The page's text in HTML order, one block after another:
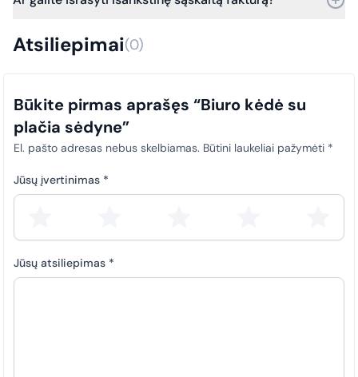
Nuo 2025 m. sausio 1 d. visi viešosios įstaigos pirkimų
sistemą. Šis reikalavimas taikomas visiems pirkimams, siekiant
užtikrinti skaidrumą ir tinkamą atitiktį teisės aktų nuostatoms.
Atsiliepimai(0)
Būkite pirmas aprašęs “Biuro kėdė su
plačia sėdyne”
El. pašto adresas nebus skelbiamas. Būtini laukeliai pažymėti *
Jūsų įvertinimas *
Jūsų atsiliepimas *